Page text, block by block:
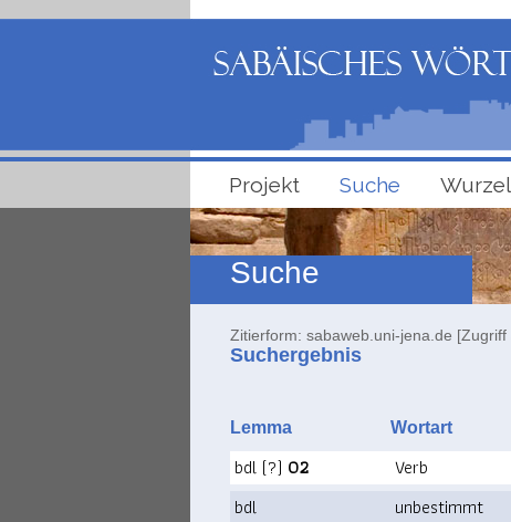
Projekt Suche
Suche
Zitierform: sabaweb.uni-jena.de
Suchergebnis
Lemma Wortart
bdl (?) 02 Verb
bdl
unbestimmt